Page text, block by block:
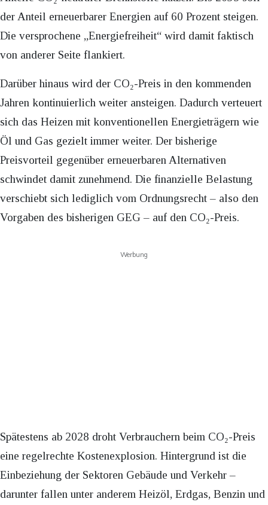
der Anteil erneuerbarer Energien auf 60 Prozent steigen.
Die versprochene „Energiefreiheit“ wird damit faktisch
von anderer Seite flankiert.
Darüber hinaus wird der CO₂-Preis in den kommenden
Jahren kontinuierlich weiter ansteigen. Dadurch verteuert
sich das Heizen mit konventionellen Energieträgern wie
Öl und Gas gezielt immer weiter. Der bisherige
Preisvorteil gegenüber erneuerbaren Alternativen
schwindet damit zunehmend. Die finanzielle Belastung
verschiebt sich lediglich vom Ordnungsrecht – also den
Vorgaben des bisherigen GEG – auf den CO₂-Preis.
Werbung
Spätestens ab 2028 droht Verbrauchern beim CO₂-Preis
eine regelrechte Kostenexplosion. Hintergrund ist die
Einbeziehung der Sektoren Gebäude und Verkehr –
darunter fallen unter anderem Heizöl, Erdgas, Benzin und